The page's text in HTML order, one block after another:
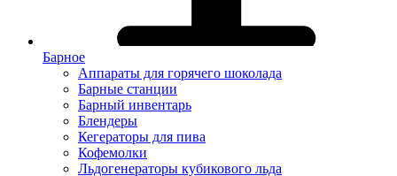
Барное
Аппараты для горячего шоколада
Барные станции
Барный инвентарь
Блендеры
Кегераторы для пива
Кофемолки
Льдогенераторы кубикового льда